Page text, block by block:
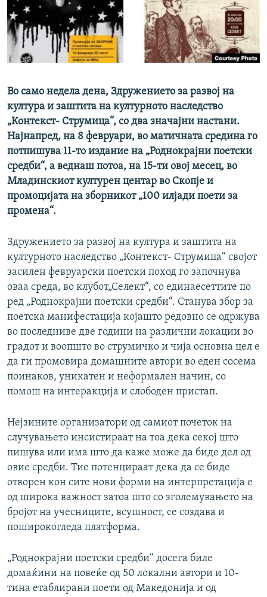
РСЕ веб страници
Во само недела дена, Здружението за развој на
култура и заштита на културното наследство
„Контекст- Струмица“, со два значајни настани.
Најнапред, на 8 февруари, во матичната средина го
потпишува 11-то издание на „Роднокрајни поетски
средби“, а веднаш потоа, на 15-ти овој месец, во
Младинскиот културен центар во Скопје и
промоцијата на зборникот „100 илјади поети за
промена“.
Здружението за развој на култура и заштита на
културното наследство „Контекст- Струмица“ својот
засилен февруарски поетски поход го започнува
оваа среда, во клубот„Селект“, со единаесеттите по
ред „Роднокрајни поетски средби“. Станува збор за
поетска манифестација којашто редовно се одржува
во последниве две години на различни локации во
градот и воопшто во струмичко и чија основна цел е
да ги промовира домашните автори во еден сосема
поинаков, уникатен и неформален начин, со
помош на интеракција и слободен пристап.
Нејзините организатори од самиот почеток на
случувањето инсистираат на тоа дека секој што
пишува или има што да каже може да биде дел од
овие средби. Тие потенцираат дека да се биде
отворен кон сите нови форми на интерпретација е
од широка важност затоа што со зголемувањето на
бројот на учесниците, всушност, се создава и
поширокогледа платформа.
„Роднокрајни поетски средби“ досега биле
домаќини на повеќе од 50 локални автори и 10-
тина етаблирани поети од Македонија и од